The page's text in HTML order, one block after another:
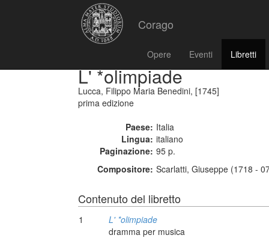
Corago
Opere Eventi Libretti
L' *olimpiade
Lucca, Filippo Maria Benedini, [1745]
prima edizione
Paese: Italia
Lingua: italiano
Paginazione: 95 p.
Compositore: Scarlatti, Giuseppe (1718 -
Contenuto del libretto
1
L' *olimpiade
dramma per musica